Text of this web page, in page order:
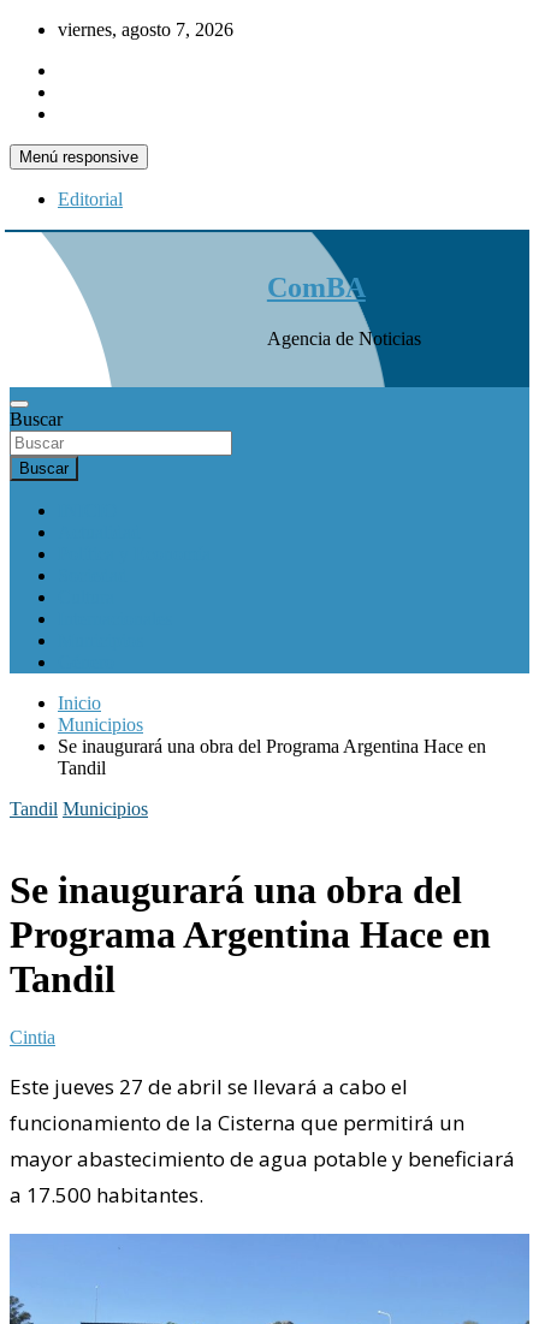
Saltar
contenido
viernes, agosto 7, 2026
Menú responsive
Editorial
ComBA
Agencia de Noticias
Buscar
Buscar
Inicio
Municipios
Se inaugurará una obra del Programa Argentina Hace en
Tandil
Tandil Municipios
Se inaugurará una obra del
Programa Argentina Hace en
Tandil
Cintia
Este jueves 27 de abril se llevará a cabo el
funcionamiento de la Cisterna que permitirá un
mayor abastecimiento de agua potable y beneficiará
a 17.500 habitantes.